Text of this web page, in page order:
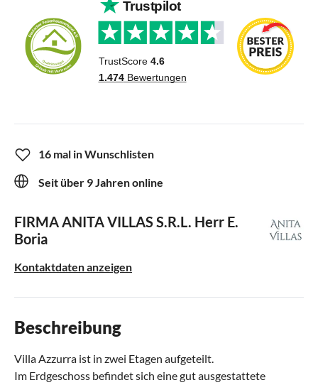
16 mal in Wunschlisten
Seit über 9 Jahren online
FIRMA ANITA VILLAS S.R.L. Herr E.
Boria
Kontaktdaten anzeigen
Beschreibung
Villa Azzurra ist in zwei Etagen aufgeteilt.
Im Erdgeschoss befindet sich eine gut ausgestattete